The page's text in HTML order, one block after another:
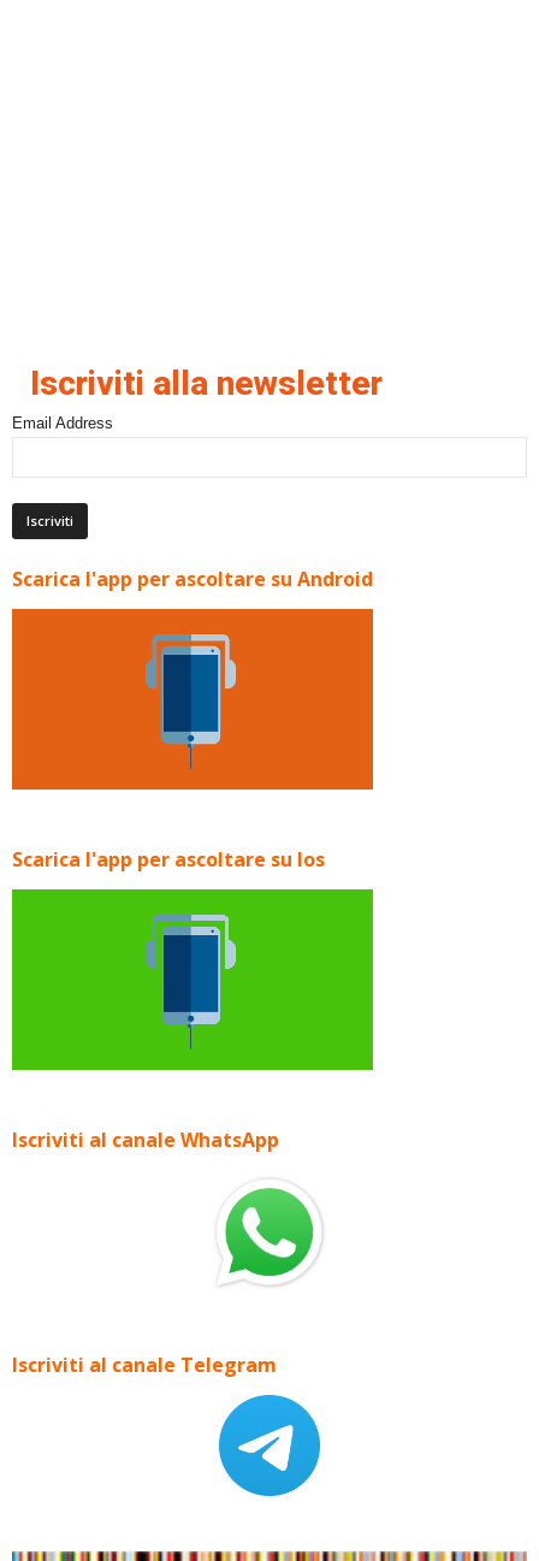
Iscriviti alla newsletter
Email Address
Scarica l'app per ascoltare su Android
Scarica l'app per ascoltare su Ios
Iscriviti al canale WhatsApp
Iscriviti al canale Telegram